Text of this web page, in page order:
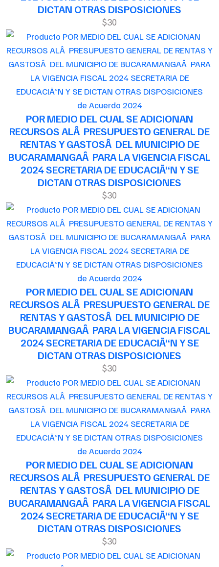
DICTAN OTRAS DISPOSICIONES
$30
de Acuerdo 2024
POR MEDIO DEL CUAL SE ADICIONAN
RECURSOS ALÂ PRESUPUESTO GENERAL DE
RENTAS Y GASTOSÂ DEL MUNICIPIO DE
BUCARAMANGAÂ PARA LA VIGENCIA FISCAL
2024 SECRETARIA DE EDUCACIÃ“N Y SE
DICTAN OTRAS DISPOSICIONES
$30
de Acuerdo 2024
POR MEDIO DEL CUAL SE ADICIONAN
RECURSOS ALÂ PRESUPUESTO GENERAL DE
RENTAS Y GASTOSÂ DEL MUNICIPIO DE
BUCARAMANGAÂ PARA LA VIGENCIA FISCAL
2024 SECRETARIA DE EDUCACIÃ“N Y SE
DICTAN OTRAS DISPOSICIONES
$30
de Acuerdo 2024
POR MEDIO DEL CUAL SE ADICIONAN
RECURSOS ALÂ PRESUPUESTO GENERAL DE
RENTAS Y GASTOSÂ DEL MUNICIPIO DE
BUCARAMANGAÂ PARA LA VIGENCIA FISCAL
2024 SECRETARIA DE EDUCACIÃ“N Y SE
DICTAN OTRAS DISPOSICIONES
$30